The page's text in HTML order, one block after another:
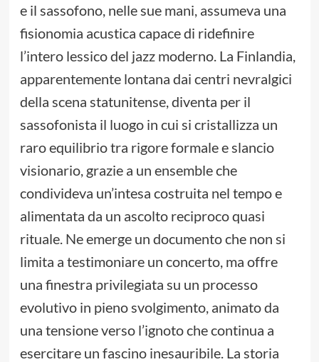
e il sassofono, nelle sue mani, assumeva una
fisionomia acustica capace di ridefinire
l’intero lessico del jazz moderno. La Finlandia,
apparentemente lontana dai centri nevralgici
della scena statunitense, diventa per il
sassofonista il luogo in cui si cristallizza un
raro equilibrio tra rigore formale e slancio
visionario, grazie a un ensemble che
condivideva un’intesa costruita nel tempo e
alimentata da un ascolto reciproco quasi
rituale. Ne emerge un documento che non si
limita a testimoniare un concerto, ma offre
una finestra privilegiata su un processo
evolutivo in pieno svolgimento, animato da
una tensione verso l’ignoto che continua a
esercitare un fascino inesauribile. La storia